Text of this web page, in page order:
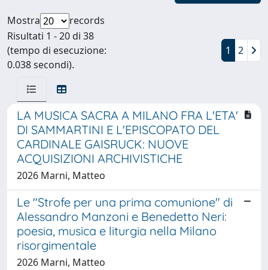
Mostra
records
Risultati 1 - 20 di 38
(tempo di esecuzione:
0.038 secondi).
1 2
LA MUSICA SACRA A MILANO FRA L'ETA'
DI SAMMARTINI E L'EPISCOPATO DEL
CARDINALE GAISRUCK: NUOVE
ACQUISIZIONI ARCHIVISTICHE
2026 Marni, Matteo
Le "Strofe per una prima comunione" di
Alessandro Manzoni e Benedetto Neri:
poesia, musica e liturgia nella Milano
risorgimentale
2026 Marni, Matteo